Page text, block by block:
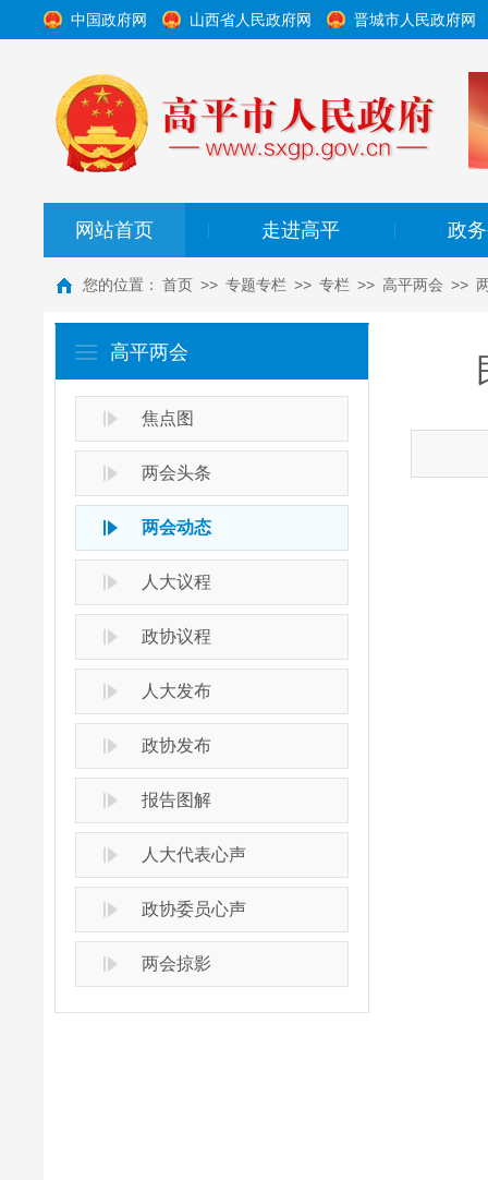
中国政府网 山西省人民政府网 晋城市人民政府网
网站首页 走进高平 政
您的位置： 首页 >> 专题专栏 >> 专栏 >> 高平两会 >>
高平两会
焦点图
两会头条
两会动态
人大议程
政协议程
人大发布
政协发布
报告图解
人大代表心声
政协委员心声
两会掠影